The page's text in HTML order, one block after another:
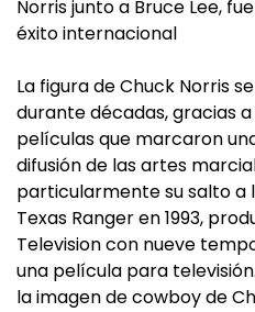
Norris junto a Bruce Lee,
éxito internacional
La figura de Chuck Norris
durante décadas, gracias
películas que marcaron
difusión de las artes
particularmente su salto a
Texas Ranger en 1993,
Television con nueve
una película para
la imagen de cowboy de